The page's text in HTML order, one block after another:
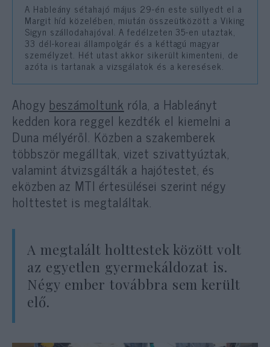
A Hableány sétahajó május 29-én este süllyedt el a
Margit híd közelében, miután összeütközött a Viking
Sigyn szállodahajóval. A fedélzeten 35-en utaztak,
33 dél-koreai állampolgár és a kéttagú magyar
személyzet. Hét utast akkor sikerült kimenteni, de
azóta is tartanak a vizsgálatok és a keresések.
Ahogy beszámoltunk róla, a Hableányt
kedden kora reggel kezdték el kiemelni a
Duna mélyéről. Közben a szakemberek
többször megálltak, vizet szivattyúztak,
valamint átvizsgálták a hajótestet, és
eközben az MTI értesülései szerint négy
holttestet is megtaláltak.
A megtalált holttestek között volt
az egyetlen gyermekáldozat is.
Négy ember továbbra sem került
elő.